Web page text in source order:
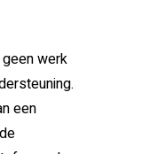
werk
een